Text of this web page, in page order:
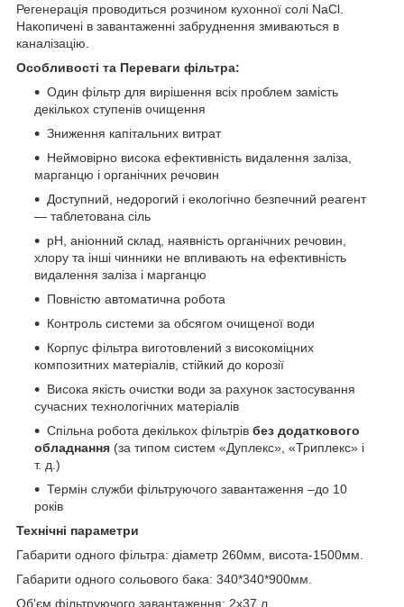
Регенерація проводиться розчином кухонної солі NaCl.
Накопичені в завантаженні забруднення змиваються в
каналізацію.
Особливості та Переваги фільтра:
Один фільтр для вирішення всіх проблем замість
декількох ступенів очищення
Зниження капітальних витрат
Неймовірно висока ефективність видалення заліза,
марганцю і органічних речовин
Доступний, недорогий і екологічно безпечний реагент
— таблетована сіль
рН, аніонний склад, наявність органічних речовин,
хлору та інші чинники не впливають на ефективність
видалення заліза і марганцю
Повністю автоматична робота
Контроль системи за обсягом очищеної води
Корпус фільтра виготовлений з високоміцних
композитних матеріалів, стійкий до корозії
Висока якість очистки води за рахунок застосування
сучасних технологічних матеріалів
Спільна робота декількох фільтрів без додаткового
обладнання (за типом систем «Дуплекс», «Триплекс» і
т. д.)
Термін служби фільтруючого завантаження –до 10
років
Технічні параметри
Габарити одного фільтра: діаметр 260мм, висота-1500мм.
Габарити одного сольового бака: 340*340*900мм.
Об'єм фільтруючого завантаження: 2х37 л